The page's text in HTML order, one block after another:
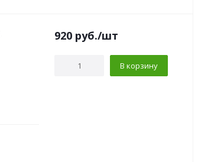
920 руб./шт
В корзину